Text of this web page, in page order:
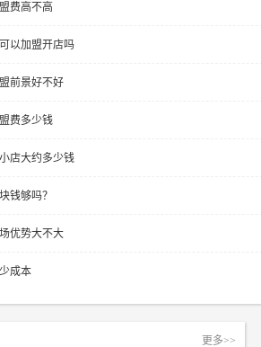
费高不高
以加盟开店吗
前景好不好
费多少钱
店大约多少钱
钱够吗？
优势大不大
成本
更多>>